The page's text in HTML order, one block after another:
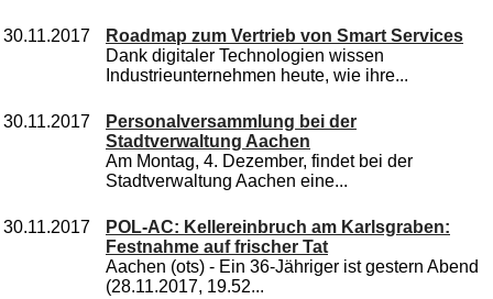
30.11.2017
Roadmap zum Vertrieb von Smart Services
Dank digitaler Technologien wissen
Industrieunternehmen heute, wie ihre...
30.11.2017
Personalversammlung bei der
Stadtverwaltung Aachen
Am Montag, 4. Dezember, findet bei der
Stadtverwaltung Aachen eine...
30.11.2017
POL-AC: Kellereinbruch am Karlsgraben:
Festnahme auf frischer Tat
Aachen (ots) - Ein 36-Jähriger ist gestern Abend
(28.11.2017, 19.52...